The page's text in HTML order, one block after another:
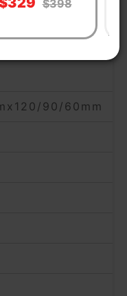
90/60mm
$398